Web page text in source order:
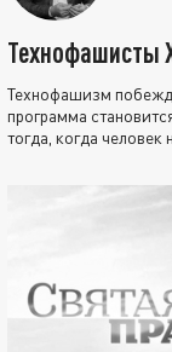
Технофашисты
Технофашизм
программа
тогда, когда человек